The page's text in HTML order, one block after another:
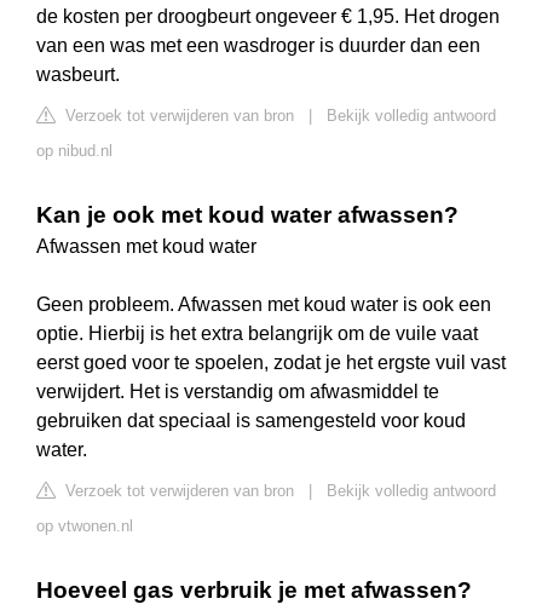
de kosten per droogbeurt ongeveer € 1,95. Het drogen
van een was met een wasdroger is duurder dan een
wasbeurt.
Verzoek tot verwijderen van bron
Bekijk volledig antwoord
op nibud.nl
Kan je ook met koud water afwassen?
Afwassen met koud water
Geen probleem. Afwassen met koud water is ook een
optie. Hierbij is het extra belangrijk om de vuile vaat
eerst goed voor te spoelen, zodat je het ergste vuil vast
verwijdert. Het is verstandig om afwasmiddel te
gebruiken dat speciaal is samengesteld voor koud
water.
Verzoek tot verwijderen van bron
Bekijk volledig antwoord
op vtwonen.nl
Hoeveel gas verbruik je met afwassen?